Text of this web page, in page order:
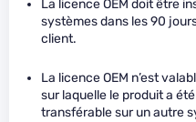
La licence OEM doit être
systèmes dans les 90
client.
La licence OEM n’est
sur laquelle le produit a
transférable sur un autre